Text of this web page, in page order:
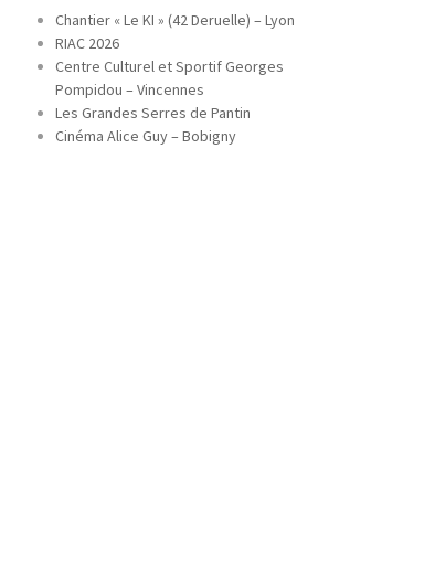
Chantier « Le KI » (42 Deruelle) – Lyon
RIAC 2026
Centre Culturel et Sportif Georges
Pompidou – Vincennes
Les Grandes Serres de Pantin
Cinéma Alice Guy – Bobigny